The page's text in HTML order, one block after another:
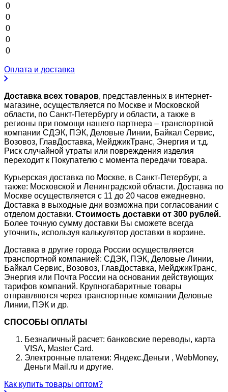
0
0
0
0
0
Оплата и доставка
Доставка всех товаров, представленных в интернет-
магазине, осуществляется по Москве и Московской
области, по Санкт-Петербургу и области, а также в
регионы при помощи нашего партнера – транспортной
компании СДЭК, ПЭК, Деловые Линии, Байкал Сервис,
Возовоз, ГлавДоставка, МейджикТранс, Энергия и т.д.
Риск случайной утраты или повреждения изделия
переходит к Покупателю с момента передачи товара.
Курьерская доставка по Москве, в Санкт-Петербург, а
также: Московской и Ленинградской области. Доставка по
Москве осуществляется с 11 до 20 часов ежедневно.
Доставка в выходные дни возможна при согласовании с
отделом доставки. Стоимость доставки от 300 рублей.
Более точную сумму доставки Вы сможете всегда
уточнить, используя калькулятор доставки в корзине.
Доставка в другие города России осуществляется
транспортной компанией: СДЭК, ПЭК, Деловые Линии,
Байкал Сервис, Возовоз, ГлавДоставка, МейджикТранс,
Энергия или Почта России на основании действующих
тарифов компаний. Крупногабаритные товары
отправляются через транспортные компании Деловые
Линии, ПЭК и др.
СПОСОБЫ ОПЛАТЫ
Безналичный расчет: банковские переводы, карта
VISA, Master Card.
Электронные платежи: Яндекс.Деньги , WebMoney,
Деньги Mail.ru и другие.
Как купить товары оптом?